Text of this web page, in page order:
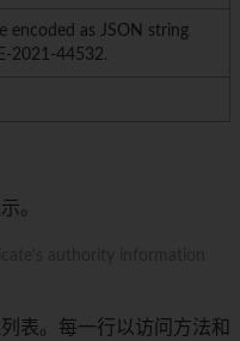
encoded as JSON string
2021-44532.
。
表。每一行以访问方法和